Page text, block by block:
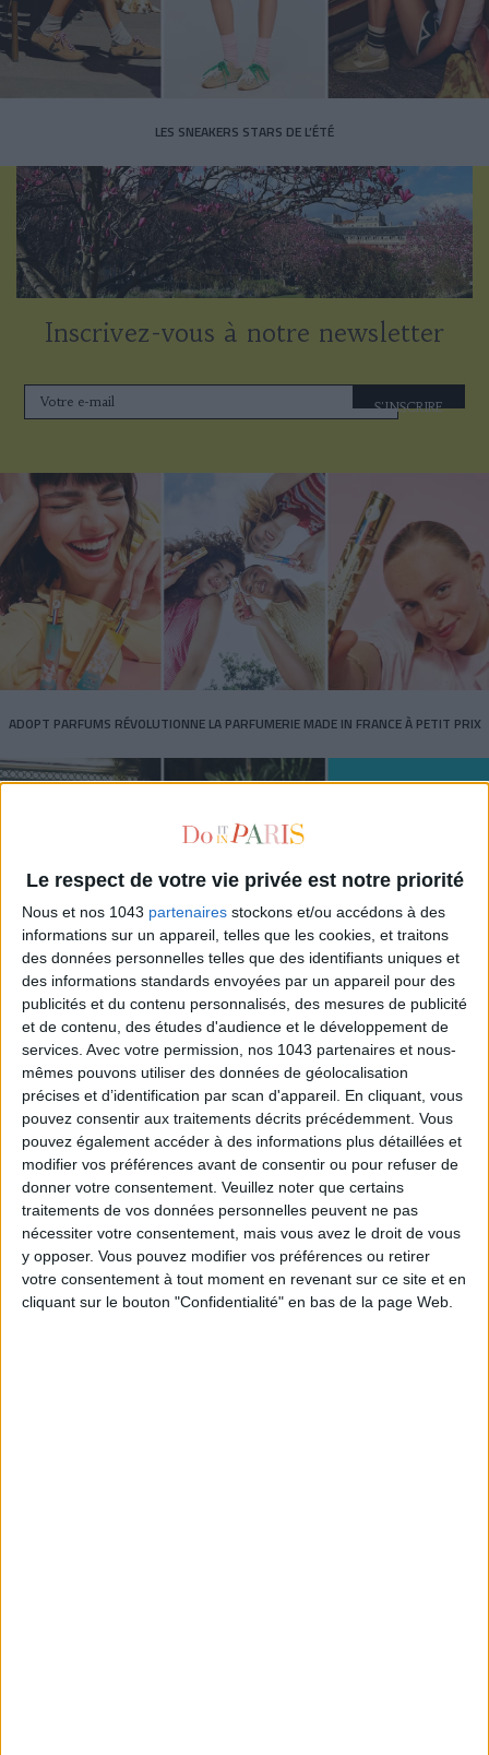
Le respect de votre vie privée est notre priorité
Nous et nos 1043 partenaires stockons et/ou accédons à des
informations sur un appareil, telles que les cookies, et traitons
des données personnelles telles que des identifiants uniques et
des informations standards envoyées par un appareil pour des
publicités et du contenu personnalisés, des mesures de publicité
et de contenu, des études d'audience et le développement de
services. Avec votre permission, nos 1043 partenaires et nous-
mêmes pouvons utiliser des données de géolocalisation
précises et d’identification par scan d'appareil. En cliquant, vous
pouvez consentir aux traitements décrits précédemment. Vous
pouvez également accéder à des informations plus détaillées et
modifier vos préférences avant de consentir ou pour refuser de
donner votre consentement. Veuillez noter que certains
traitements de vos données personnelles peuvent ne pas
nécessiter votre consentement, mais vous avez le droit de vous
y opposer. Vous pouvez modifier vos préférences ou retirer
votre consentement à tout moment en revenant sur ce site et en
cliquant sur le bouton "Confidentialité" en bas de la page Web.
LES SNEAKERS STARS DE L’ÉTÉ
Inscrivez-vous à notre newsletter
S'INSCRIRE
ADOPT PARFUMS RÉVOLUTIONNE LA PARFUMERIE MADE IN FRANCE À PETIT PRIX
TOUT CE QUE VOUS DEVEZ FAIRE À PARIS EN AOÛT
LES SPF 50 QUI DONNENT ENVIE DE SE TARTINER